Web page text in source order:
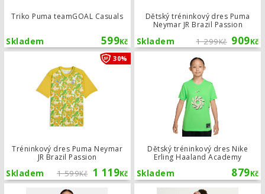
Triko Puma teamGOAL Casuals
599Kč
Skladem
Dětský tréninkový dres Puma
Neymar JR Brazil Passion
1 299Kč 909Kč
Skladem
Tréninkový dres Puma Neymar
JR Brazil Passion
1 599Kč 1 119Kč
Skladem
30% Tréninkový dres Puma Neymar JR
Dětský tréninkový dres Nike
Erling Haaland Academy
879Kč
Skladem
Dětský tréninkový dres Nike Erling